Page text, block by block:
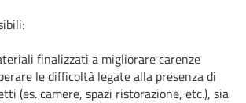
finalizzati a migliorare carenze
le difficoltà legate alla presenza di
(es. camere, spazi ristorazione, etc.), sia